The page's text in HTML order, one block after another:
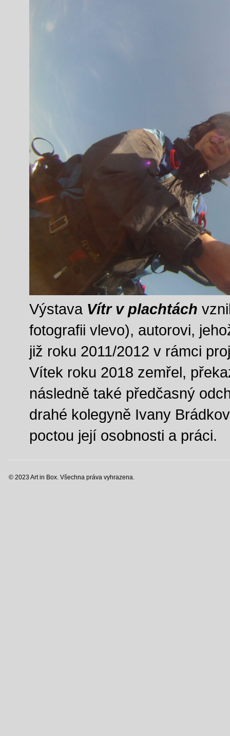
Výstava Vítr v plachtách
fotografii vlevo), autorovi,
již roku 2011/2012 v rámci
Vítek roku 2018 zemřel,
následně také předčasný
drahé kolegyně Ivany
poctou její osobnosti a práci.
© 2023 Art in Box. Všechna práva vyhrazena.